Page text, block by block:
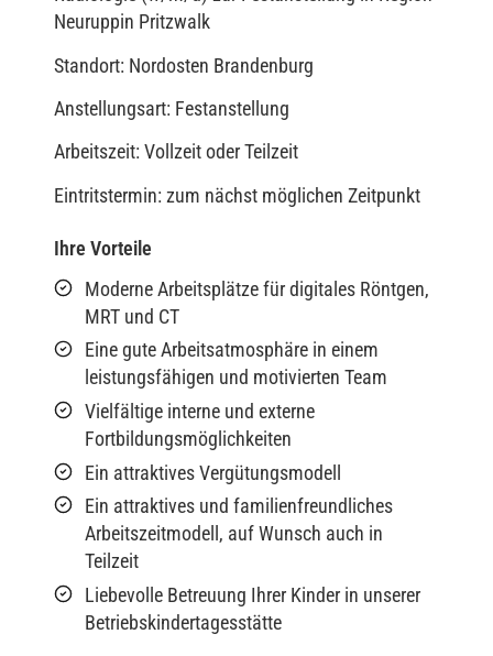
Neuruppin Pritzwalk
Standort: Nordosten Brandenburg
Anstellungsart: Festanstellung
Arbeitszeit: Vollzeit oder Teilzeit
Eintritstermin: zum nächst möglichen Zeitpunkt
Ihre Vorteile
Moderne Arbeitsplätze für digitales Röntgen,
MRT und CT
Eine gute Arbeitsatmosphäre in einem
leistungsfähigen und motivierten Team
Vielfältige interne und externe
Fortbildungsmöglichkeiten
Ein attraktives Vergütungsmodell
Ein attraktives und familienfreundliches
Arbeitszeitmodell, auf Wunsch auch in
Teilzeit
Liebevolle Betreuung Ihrer Kinder in unserer
Betriebskindertagesstätte